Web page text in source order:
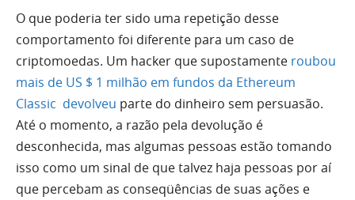
O que poderia ter sido uma repetição desse
comportamento foi diferente para um caso de
criptomoedas. Um hacker que supostamente roubou
mais de US $ 1 milhão em fundos da Ethereum
Classic devolveu parte do dinheiro sem persuasão.
Até o momento, a razão pela devolução é
desconhecida, mas algumas pessoas estão tomando
isso como um sinal de que talvez haja pessoas por aí
que percebam as conseqüências de suas ações e